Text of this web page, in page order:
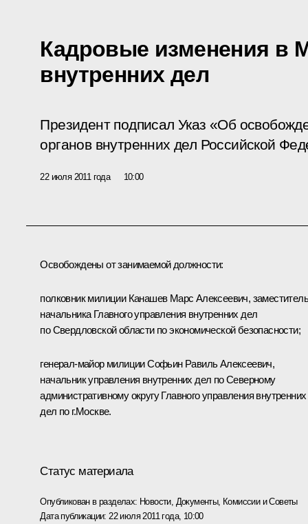
Кадровые изменения в
внутренних дел
Президент подписал Указ «Об
органов внутренних дел Российской
22 июля 2011 года 10:00
Освобождены от занимаемой должности:
полковник милиции Канашев Марс Алексеевич, заместитель
начальника Главного управления внутренних дел
по Свердловской области по экономической безопасности;
генерал-майор милиции Софьин Равиль Алексеевич,
начальник управления внутренних дел по Северному
административному округу Главного управления внутренних
дел по г.Москве.
Статус материала
Опубликован в разделах: Новости, Документы, Комиссии и Советы
Дата публикации: 22 июля 2011 года, 10:00